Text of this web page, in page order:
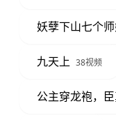
妖孽下山七个
九天上 38视频
公主穿龙袍，